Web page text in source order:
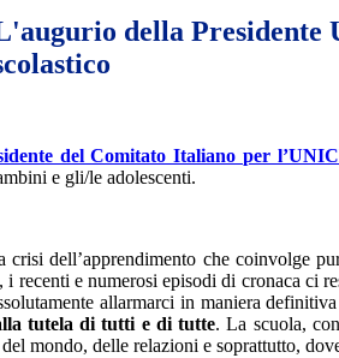
della Presidente
del Comitato Italiano per
e gli/le adolescenti.
dell’apprendimento che coinvolge
e numerosi episodi di cronaca ci
allarmarci in maniera
tutela di tutti e di tutte. La scuola,
mondo, delle relazioni e soprattutto,